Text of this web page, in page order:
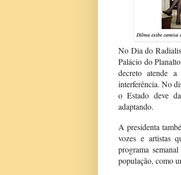
Dilma exibe camisa
No Dia do
Palácio do
decreto atende
interferência. No
o Estado deve
adaptando.
A presidenta
vozes e artistas
programa
população, como